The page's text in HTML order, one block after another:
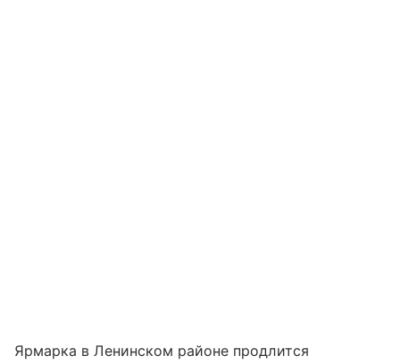
Ярмарка в Ленинском районе продлится